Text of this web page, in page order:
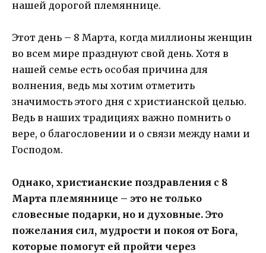
нашей дорогой племяннице.
Этот день – 8 Марта, когда миллионы женщин
во всем мире празднуют свой день. Хотя в
нашей семье есть особая причина для
волнения, ведь мы хотим отметить
значимость этого дня с христианской целью.
Ведь в наших традициях важно помнить о
вере, о благословении и о связи между нами и
Господом.
Однако, христианские поздравления с 8
Марта племяннице – это не только
словесные подарки, но и духовные. Это
пожелания сил, мудрости и покоя от Бога,
которые помогут ей пройти через